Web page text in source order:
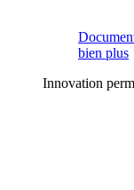
bien plus
Innovation